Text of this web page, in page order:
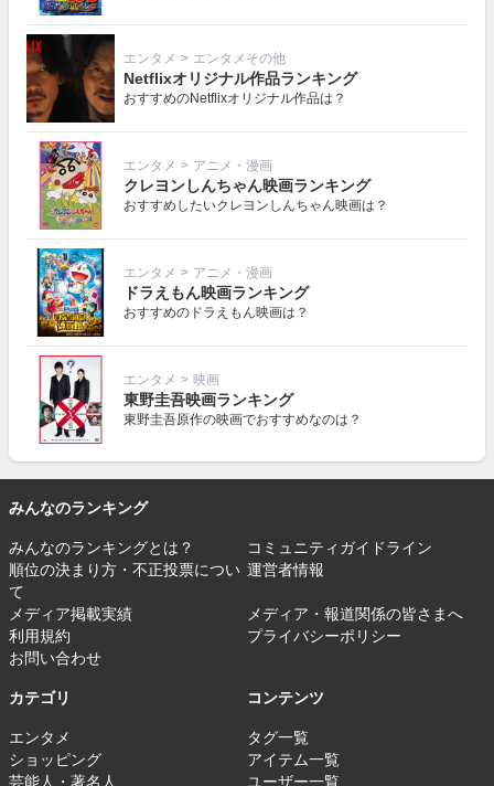
エンタメ > エンタメその他
Netflixオリジナル作品ランキング
おすすめのNetflixオリジナル作品は？
エンタメ > アニメ・漫画
クレヨンしんちゃん映画ランキング
おすすめしたいクレヨンしんちゃん映画は？
エンタメ > アニメ・漫画
ドラえもん映画ランキング
おすすめのドラえもん映画は？
エンタメ > 映画
東野圭吾映画ランキング
東野圭吾原作の映画でおすすめなのは？
みんなのランキング
みんなのランキングとは？
コミュニティガイドライン
順位の決まり方・不正投票につい
て
運営者情報
メディア掲載実績
メディア・報道関係の皆さまへ
利用規約
プライバシーポリシー
お問い合わせ
カテゴリ
エンタメ
ショッピング
芸能人・著名人
コンテンツ
タグ一覧
アイテム一覧
ユーザー一覧